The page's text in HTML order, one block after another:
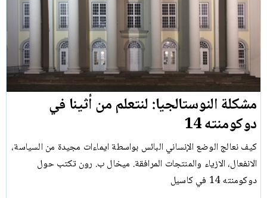
مشكلة النوستالجيا: لنتعلم من أثينا في
دوكومنته 14
كيف نعالج الوضع الإنساني البائس بواسطة ايماءات مجيدة من السياسة،
الانفعال، الازياء والمنتجات المرافقة. ميخال ب. رون تكتب حول
دوكومنته 14 في كاسيل